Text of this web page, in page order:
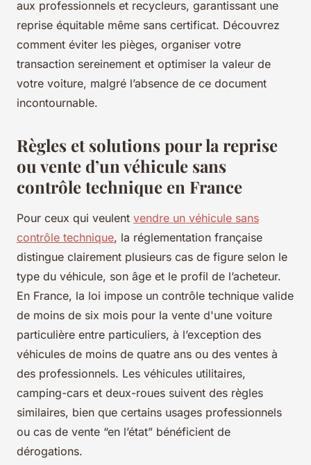
aux professionnels et recycleurs, garantissant une
reprise équitable même sans certificat. Découvrez
comment éviter les pièges, organiser votre
transaction sereinement et optimiser la valeur de
votre voiture, malgré l’absence de ce document
incontournable.
Règles et solutions pour la reprise
ou vente d’un véhicule sans
contrôle technique en France
Pour ceux qui veulent vendre un véhicule sans
contrôle technique, la réglementation française
distingue clairement plusieurs cas de figure selon le
type du véhicule, son âge et le profil de l’acheteur.
En France, la loi impose un contrôle technique valide
de moins de six mois pour la vente d'une voiture
particulière entre particuliers, à l’exception des
véhicules de moins de quatre ans ou des ventes à
des professionnels. Les véhicules utilitaires,
camping-cars et deux-roues suivent des règles
similaires, bien que certains usages professionnels
ou cas de vente “en l’état” bénéficient de
dérogations.